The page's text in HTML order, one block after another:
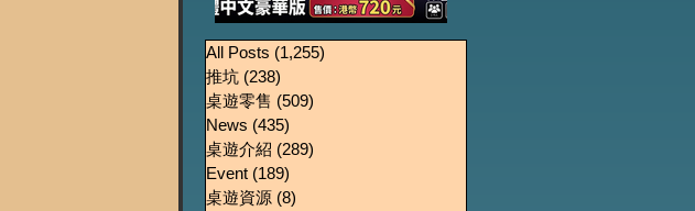
《HacKClaD獵獸魔女
德爾塔》繁體中文豪
華版開放預售
All Posts (1,255)
推坑 (238)
桌遊零售 (509)
News (435)
桌遊介紹 (289)
Event (189)
桌遊資源 (8)